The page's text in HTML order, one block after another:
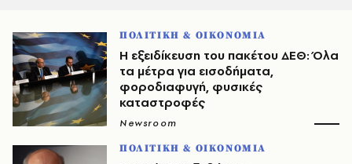
ΠΟΛΙΤΙΚΗ & ΟΙΚΟΝΟΜΙΑ
Η εξειδίκευση του πακέτου ΔΕΘ: Όλα
τα μέτρα για εισοδήματα,
φοροδιαφυγή, φυσικές
καταστροφές
Newsroom
ΠΟΛΙΤΙΚΗ & ΟΙΚΟΝΟΜΙΑ